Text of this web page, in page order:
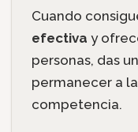
Cuando
efectiva y
personas, das
permanecer a
competencia.